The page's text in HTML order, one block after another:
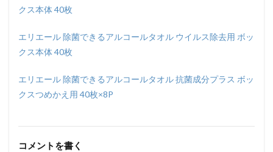
クス本体 40枚
エリエール 除菌できるアルコールタオル ウイルス除去用 ボッ
クス本体 40枚
エリエール 除菌できるアルコールタオル 抗菌成分プラス ボッ
クスつめかえ用 40枚×8P
コメントを書く